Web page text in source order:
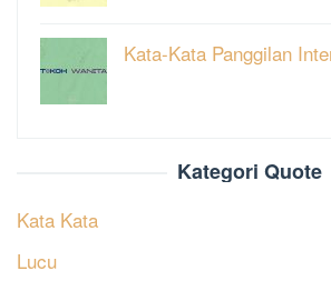
Kata-Kata Panggilan
Kategori Quote
Kata Kata
Lucu